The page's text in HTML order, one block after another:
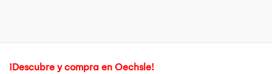
¡Descubre y compra en Oechsle!